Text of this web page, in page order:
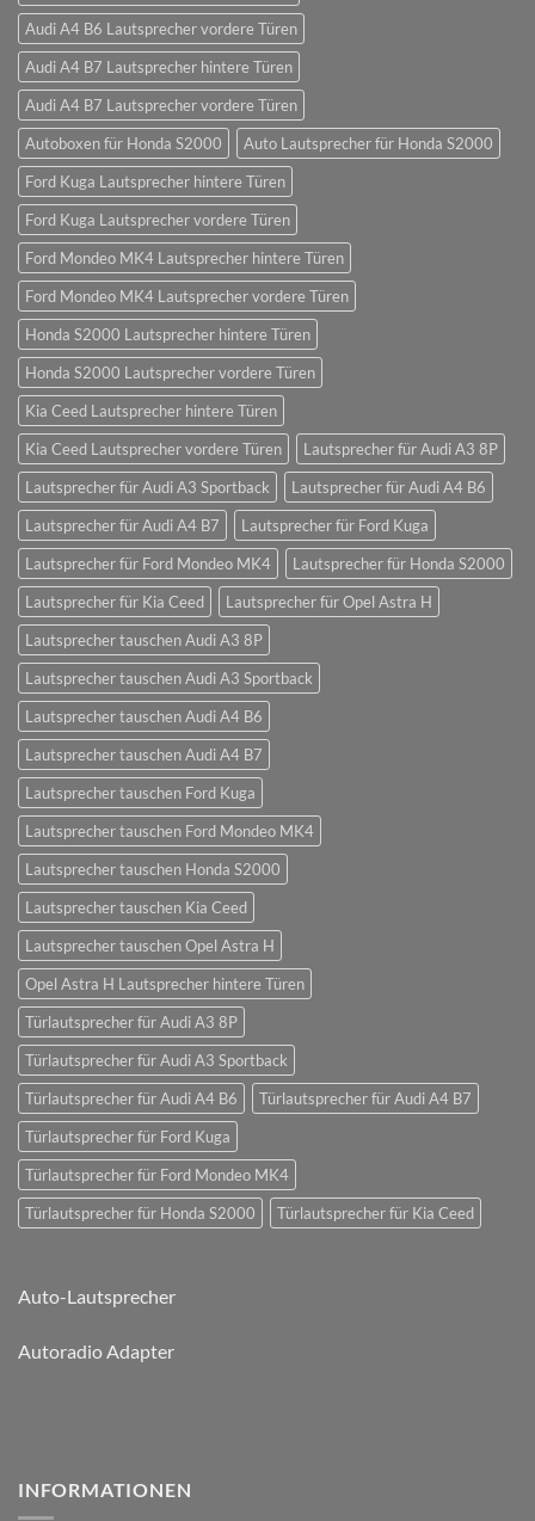
Audi A4 B6 Lautsprecher vordere Türen
Audi A4 B7 Lautsprecher hintere Türen
Audi A4 B7 Lautsprecher vordere Türen
Autoboxen für Honda S2000
Auto Lautsprecher für Honda S2000
Ford Kuga Lautsprecher hintere Türen
Ford Kuga Lautsprecher vordere Türen
Ford Mondeo MK4 Lautsprecher hintere Türen
Ford Mondeo MK4 Lautsprecher vordere Türen
Honda S2000 Lautsprecher hintere Türen
Honda S2000 Lautsprecher vordere Türen
Kia Ceed Lautsprecher hintere Türen
Kia Ceed Lautsprecher vordere Türen
Lautsprecher für Audi A3 8P
Lautsprecher für Audi A3 Sportback
Lautsprecher für Audi A4 B6
Lautsprecher für Audi A4 B7
Lautsprecher für Ford Kuga
Lautsprecher für Ford Mondeo MK4
Lautsprecher für Honda S2000
Lautsprecher für Kia Ceed
Lautsprecher für Opel Astra H
Lautsprecher tauschen Audi A3 8P
Lautsprecher tauschen Audi A3 Sportback
Lautsprecher tauschen Audi A4 B6
Lautsprecher tauschen Audi A4 B7
Lautsprecher tauschen Ford Kuga
Lautsprecher tauschen Ford Mondeo MK4
Lautsprecher tauschen Honda S2000
Lautsprecher tauschen Kia Ceed
Lautsprecher tauschen Opel Astra H
Opel Astra H Lautsprecher hintere Türen
Türlautsprecher für Audi A3 8P
Türlautsprecher für Audi A3 Sportback
Türlautsprecher für Audi A4 B6
Türlautsprecher für Audi A4 B7
Türlautsprecher für Ford Kuga
Türlautsprecher für Ford Mondeo MK4
Türlautsprecher für Honda S2000
Türlautsprecher für Kia Ceed
Auto-Lautsprecher
Autoradio Adapter
INFORMATIONEN